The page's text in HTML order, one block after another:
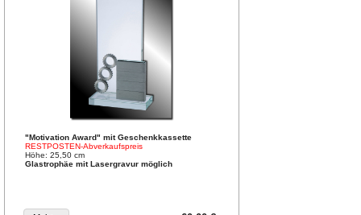
"Motivation Award" mit Geschenkkassette
RESTPOSTEN-Abverkaufspreis
Höhe: 25,50 cm
Glastrophäe mit Lasergravur möglich